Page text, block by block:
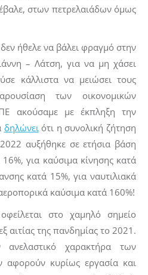
στων πετρελαιάδων όμως
ήθελε να βάλει φραγμό στην
– Λάτση, για να μη χάσει
κάλλιστα να μειώσει τους
των οικονομικών
ακούσαμε με έκπληξη την
δηλώνειότι η συνολική ζήτηση
αυξήθηκε σε ετήσια βάση
για καύσιμα κίνησης κατά
κατά 15%, για ναυτιλιακά
καύσιμα κατά 160%!
στο χαμηλό σημείο
αιτίας της πανδημίας το 2021.
ανελαστικό χαρακτήρα των
αφορούν κυρίως εργασία και